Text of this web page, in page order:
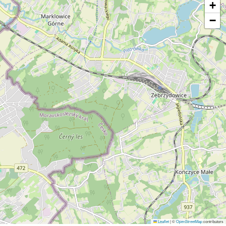
+
−
Leaflet|©OpenStreetMapcontributors